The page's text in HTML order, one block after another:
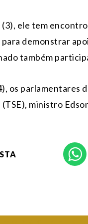
ele tem
demonstrar
também
os parlamentares
ministro